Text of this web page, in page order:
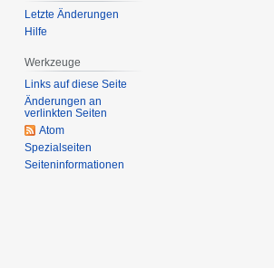
Letzte Änderungen
Hilfe
Werkzeuge
Links auf diese Seite
Änderungen an
verlinkten Seiten
Atom
Spezialseiten
Seiten­informationen